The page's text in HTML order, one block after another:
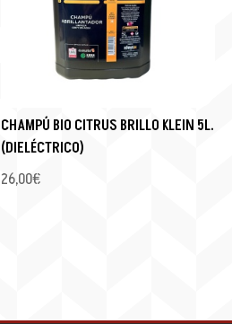
CHAMPÚ BIO CITRUS BRILLO KLEIN 5L.
(DIELÉCTRICO)
26,00€